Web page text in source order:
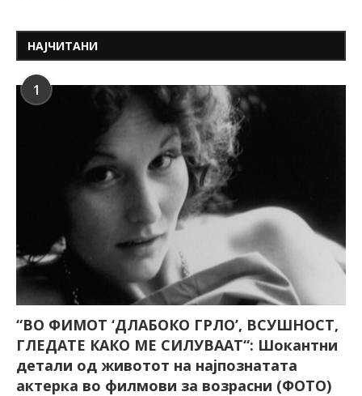
НАЈЧИТАНИ
1
“ВО ФИМОТ ‘ДЛАБОКО ГРЛО’, ВСУШНОСТ,
ГЛЕДАТЕ КАКО МЕ СИЛУВААТ“: Шокантни
детали од животот на најпознатата
актерка во филмови за возрасни (ФОТО)